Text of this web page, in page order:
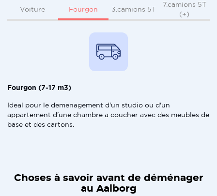
Voiture Fourgon 3.camions 5T
7.camions 5T
(+)
Fourgon (7-17 m3)
Ideal pour le demenagement d'un studio ou d'un
appartement d'une chambre a coucher avec des meubles de
base et des cartons.
Choses à savoir avant de déménager
au Aalborg